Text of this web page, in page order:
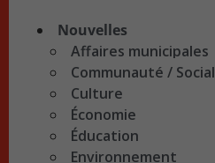
Nouvelles
Affaires municipales
Communauté / Social
Culture
Économie
Éducation
Environnement